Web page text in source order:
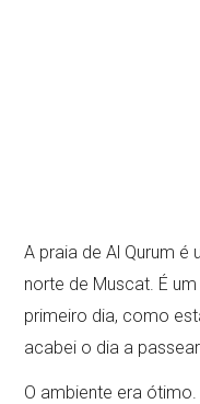
A praia de Al Qurum
norte de Muscat. É
primeiro dia, como
acabei o dia a
O ambiente era